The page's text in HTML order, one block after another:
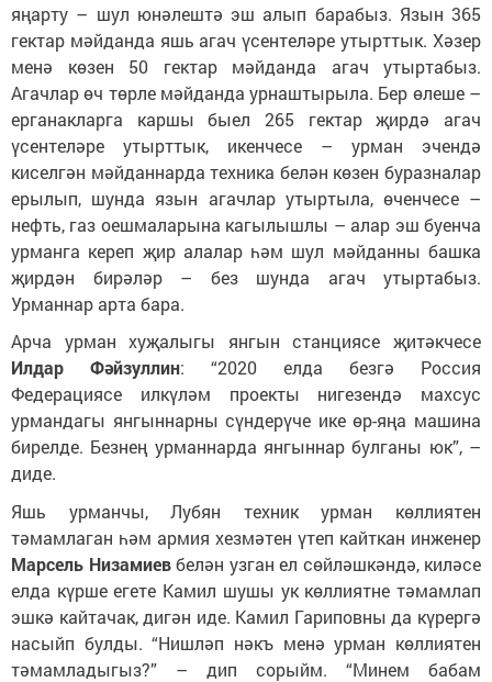
яңарту – шул юнәлештә эш алып барабыз. Язын 365
гектар мәйданда яшь агач үсентеләре утырттык. Хәзер
менә көзен 50 гектар мәйданда агач утыртабыз.
Агачлар өч төрле мәйданда урнаштырыла. Бер өлеше –
ерганакларга каршы быел 265 гектар җирдә агач
үсентеләре утырттык, икенчесе – урман эчендә
киселгән мәйданнарда техника белән көзен буразналар
ерылып, шунда язын агачлар утыртыла, өченчесе –
нефть, газ оешмаларына кагылышлы – алар эш буенча
урманга кереп җир алалар һәм шул мәйданны башка
җирдән бирәләр – без шунда агач утыртабыз.
Урманнар арта бара.
Арча урман хуҗалыгы янгын станциясе җитәкчесе
Илдар Фәйзуллин: “2020 елда безгә Россия
Федерациясе илкүләм проекты нигезендә махсус
урмандагы янгыннарны сүндерүче ике өр-яңа машина
бирелде. Безнең урманнарда янгыннар булганы юк”, –
диде.
Яшь урманчы, Лубян техник урман көллиятен
тәмамлаган һәм армия хезмәтен үтеп кайткан инженер
Марсель Низамиевбелән узган ел сөйләшкәндә, киләсе
елда күрше егете Камил шушы ук көллиятне тәмамлап
эшкә кайтачак, дигән иде. Камил Гариповны да күрергә
насыйп булды. “Нишләп нәкъ менә урман көллиятен
тәмамладыгыз?” – дип сорыйм. “Минем бабам